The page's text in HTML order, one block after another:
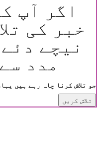
اگر آپ
خبر کی
نیچے
مدد
تلاش کرنا چاہ رہے ہیں یہاں